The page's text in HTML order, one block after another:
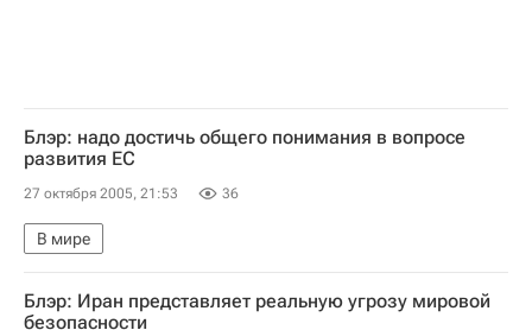
Блэр: надо достичь общего понимания в вопросе
развития ЕС
27 октября 2005, 21:53 36
В мире
Блэр: Иран представляет реальную угрозу мировой
безопасности